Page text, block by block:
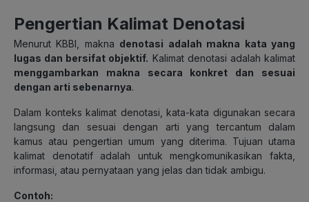
Pengertian Kalimat Denotasi
Menurut KBBI, makna denotasi adalah makna kata yang
lugas dan bersifat objektif. Kalimat denotasi adalah kalimat
menggambarkan makna secara konkret dan sesuai
dengan arti sebenarnya.
Dalam konteks kalimat denotasi, kata-kata digunakan secara
langsung dan sesuai dengan arti yang tercantum dalam
kamus atau pengertian umum yang diterima. Tujuan utama
kalimat denotatif adalah untuk mengkomunikasikan fakta,
informasi, atau pernyataan yang jelas dan tidak ambigu.
Contoh: